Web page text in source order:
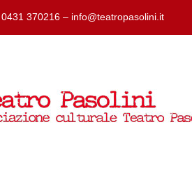
370216 – info@teatropasolini.it